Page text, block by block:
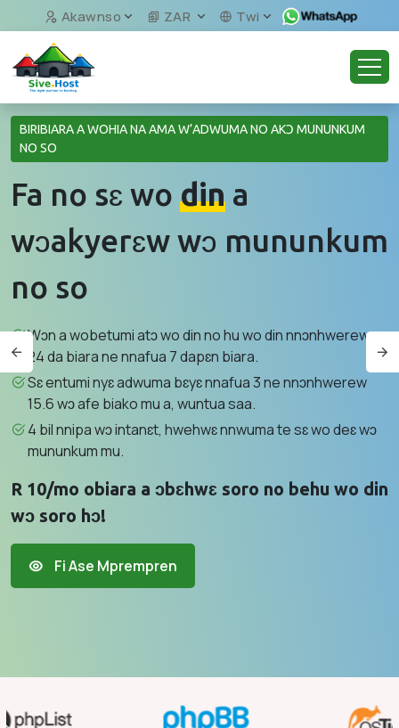
Akawnso ZAR Twi
BIRIBIARA A WOHIA NA AMA W’ADWUMA NO AKƆ MUNUNKUM
NO SO
Fa no sɛ wo din a
wɔakyerɛw wɔ mununkum
no so
Wɔn a wobetumi atɔ wo din no hu wo din nnɔnhwerew
24 da biara ne nnafua 7 dapɛn biara.
Sɛ entumi nyɛ adwuma bɛyɛ nnafua 3 ne nnɔnhwerew
15.6 wɔ afe biako mu a, wuntua saa.
4 bil nnipa wɔ intanɛt, hwehwɛ nnwuma te sɛ wo deɛ wɔ
mununkum mu.
R 10/mo obiara a ɔbɛhwɛ soro no behu wo din
wɔ soro hɔ!
Fi Ase Mprempren